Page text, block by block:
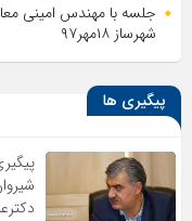
جلسه با مهندس امینی
شهرساز ۱۸مهر۹۷
پیگیری ها